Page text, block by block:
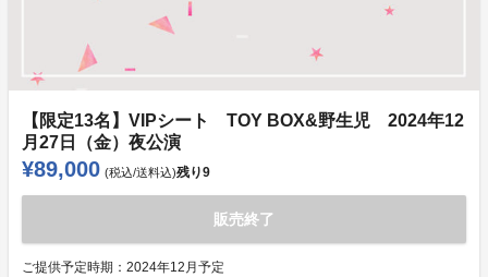
【限定13名】VIPシート TOY BOX&野生児 2024年12
月27日（金）夜公演
¥89,000 (税込/送料込)残り9
販売終了
ご提供予定時期： 2024年12月予定